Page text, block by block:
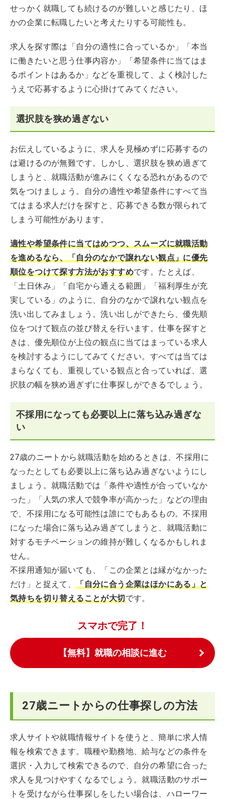
せっかく就職しても続けるのが難しいと感じたり、ほ
かの企業に転職したいと考えたりする可能性も。
求人を探す際は「自分の適性に合っているか」「本当
に働きたいと思う仕事内容か」「希望条件に当てはま
るポイントはあるか」などを重視して、よく検討した
うえで応募するように心掛けてみてください。
選択肢を狭め過ぎない
お伝えしているように、求人を見極めずに応募するの
は避けるのが無難です。しかし、選択肢を狭め過ぎて
しまうと、就職活動が進みにくくなる恐れがあるので
気をつけましょう。自分の適性や希望条件にすべて当
てはまる求人だけを探すと、応募できる数が限られて
しまう可能性があります。
適性や希望条件に当てはめつつ、スムーズに就職活動
を進めるなら、「自分のなかで譲れない観点」に優先
順位をつけて探す方法がおすすめです。たとえば、
「土日休み」「自宅から通える範囲」「福利厚生が充
実している」のように、自分のなかで譲れない観点を
洗い出してみましょう。洗い出しができたら、優先順
位をつけて観点の並び替えを行います。仕事を探すと
きは、優先順位が上位の観点に当てはまっている求人
を検討するようにしてみてください。すべては当ては
まらなくても、重視している観点と合っていれば、選
択肢の幅を狭め過ぎずに仕事探しができるでしょう。
不採用になっても必要以上に落ち込み過ぎな
い
27歳のニートから就職活動を始めるときは、不採用に
なったとしても必要以上に落ち込み過ぎないようにし
ましょう。就職活動では「条件や適性が合っていなか
った」「人気の求人で競争率が高かった」などの理由
で、不採用になる可能性は誰にでもあるもの。不採用
になった場合に落ち込み過ぎてしまうと、就職活動に
対するモチベーションの維持が難しくなるかもしれま
せん。
不採用通知が届いても、「この企業とは縁がなかった
だけ」と捉えて、「自分に合う企業はほかにある」と
気持ちを切り替えることが大切です。
スマホで完了！
【無料】就職の相談に進む
27歳ニートからの仕事探しの方法
求人サイトや就職情報サイトを使うと、簡単に求人情
報を検索できます。職種や勤務地、給与などの条件を
選択・入力して検索できるので、自分の希望に合った
求人を見つけやすくなるでしょう。就職活動のサポー
トを受けながら仕事探しをしたい場合は、ハローワー